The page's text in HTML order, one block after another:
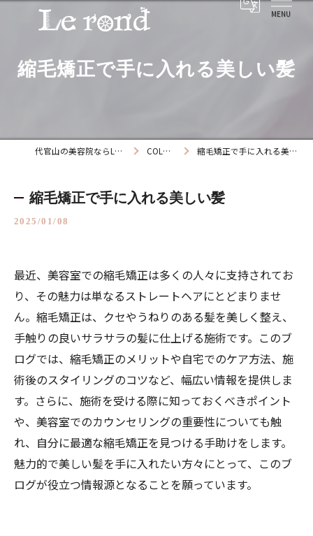
縮毛矯正で手に入れる美しい髪
代官山の美容院ならLe rond COLUMN 縮毛矯正で手に入れる美しい髪
縮毛矯正で手に入れる美しい髪
2025/01/08
最近、美容室での縮毛矯正は多くの人々に支持されてお
り、その魅力は単なるストレートヘアにとどまりませ
ん。縮毛矯正は、クセやうねりのある髪を美しく整え、
手触りの良いサラサラの髪に仕上げる施術です。このブ
ログでは、縮毛矯正のメリットや自宅でのケア方法、施
術後のスタイリングのコツなど、幅広い情報を提供しま
す。さらに、施術を受ける際に知っておくべきポイント
や、美容室でのカウンセリングの重要性についても触
れ、自分に最適な縮毛矯正を見つける手助けをします。
魅力的で美しい髪を手に入れたい方々にとって、このブ
ログが役立つ情報源となることを願っています。